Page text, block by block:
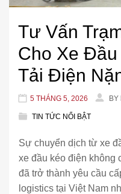
Tư Vấn
Cho Xe
Tải Điện
5 THÁNG 5, 2026 BY
TIN TỨC NỔI BẬT
Sự chuyển dịch từ xe
xe đầu kéo điện
đã trở thành yêu cầu
logistics tại Việt Nam